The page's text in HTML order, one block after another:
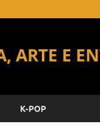
K-POP